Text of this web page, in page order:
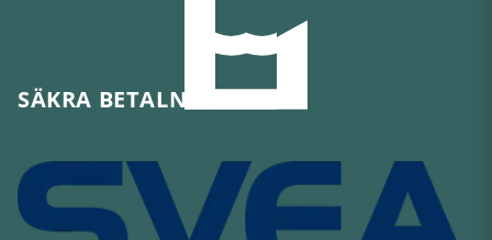
SÄKRA BETALNINGAR